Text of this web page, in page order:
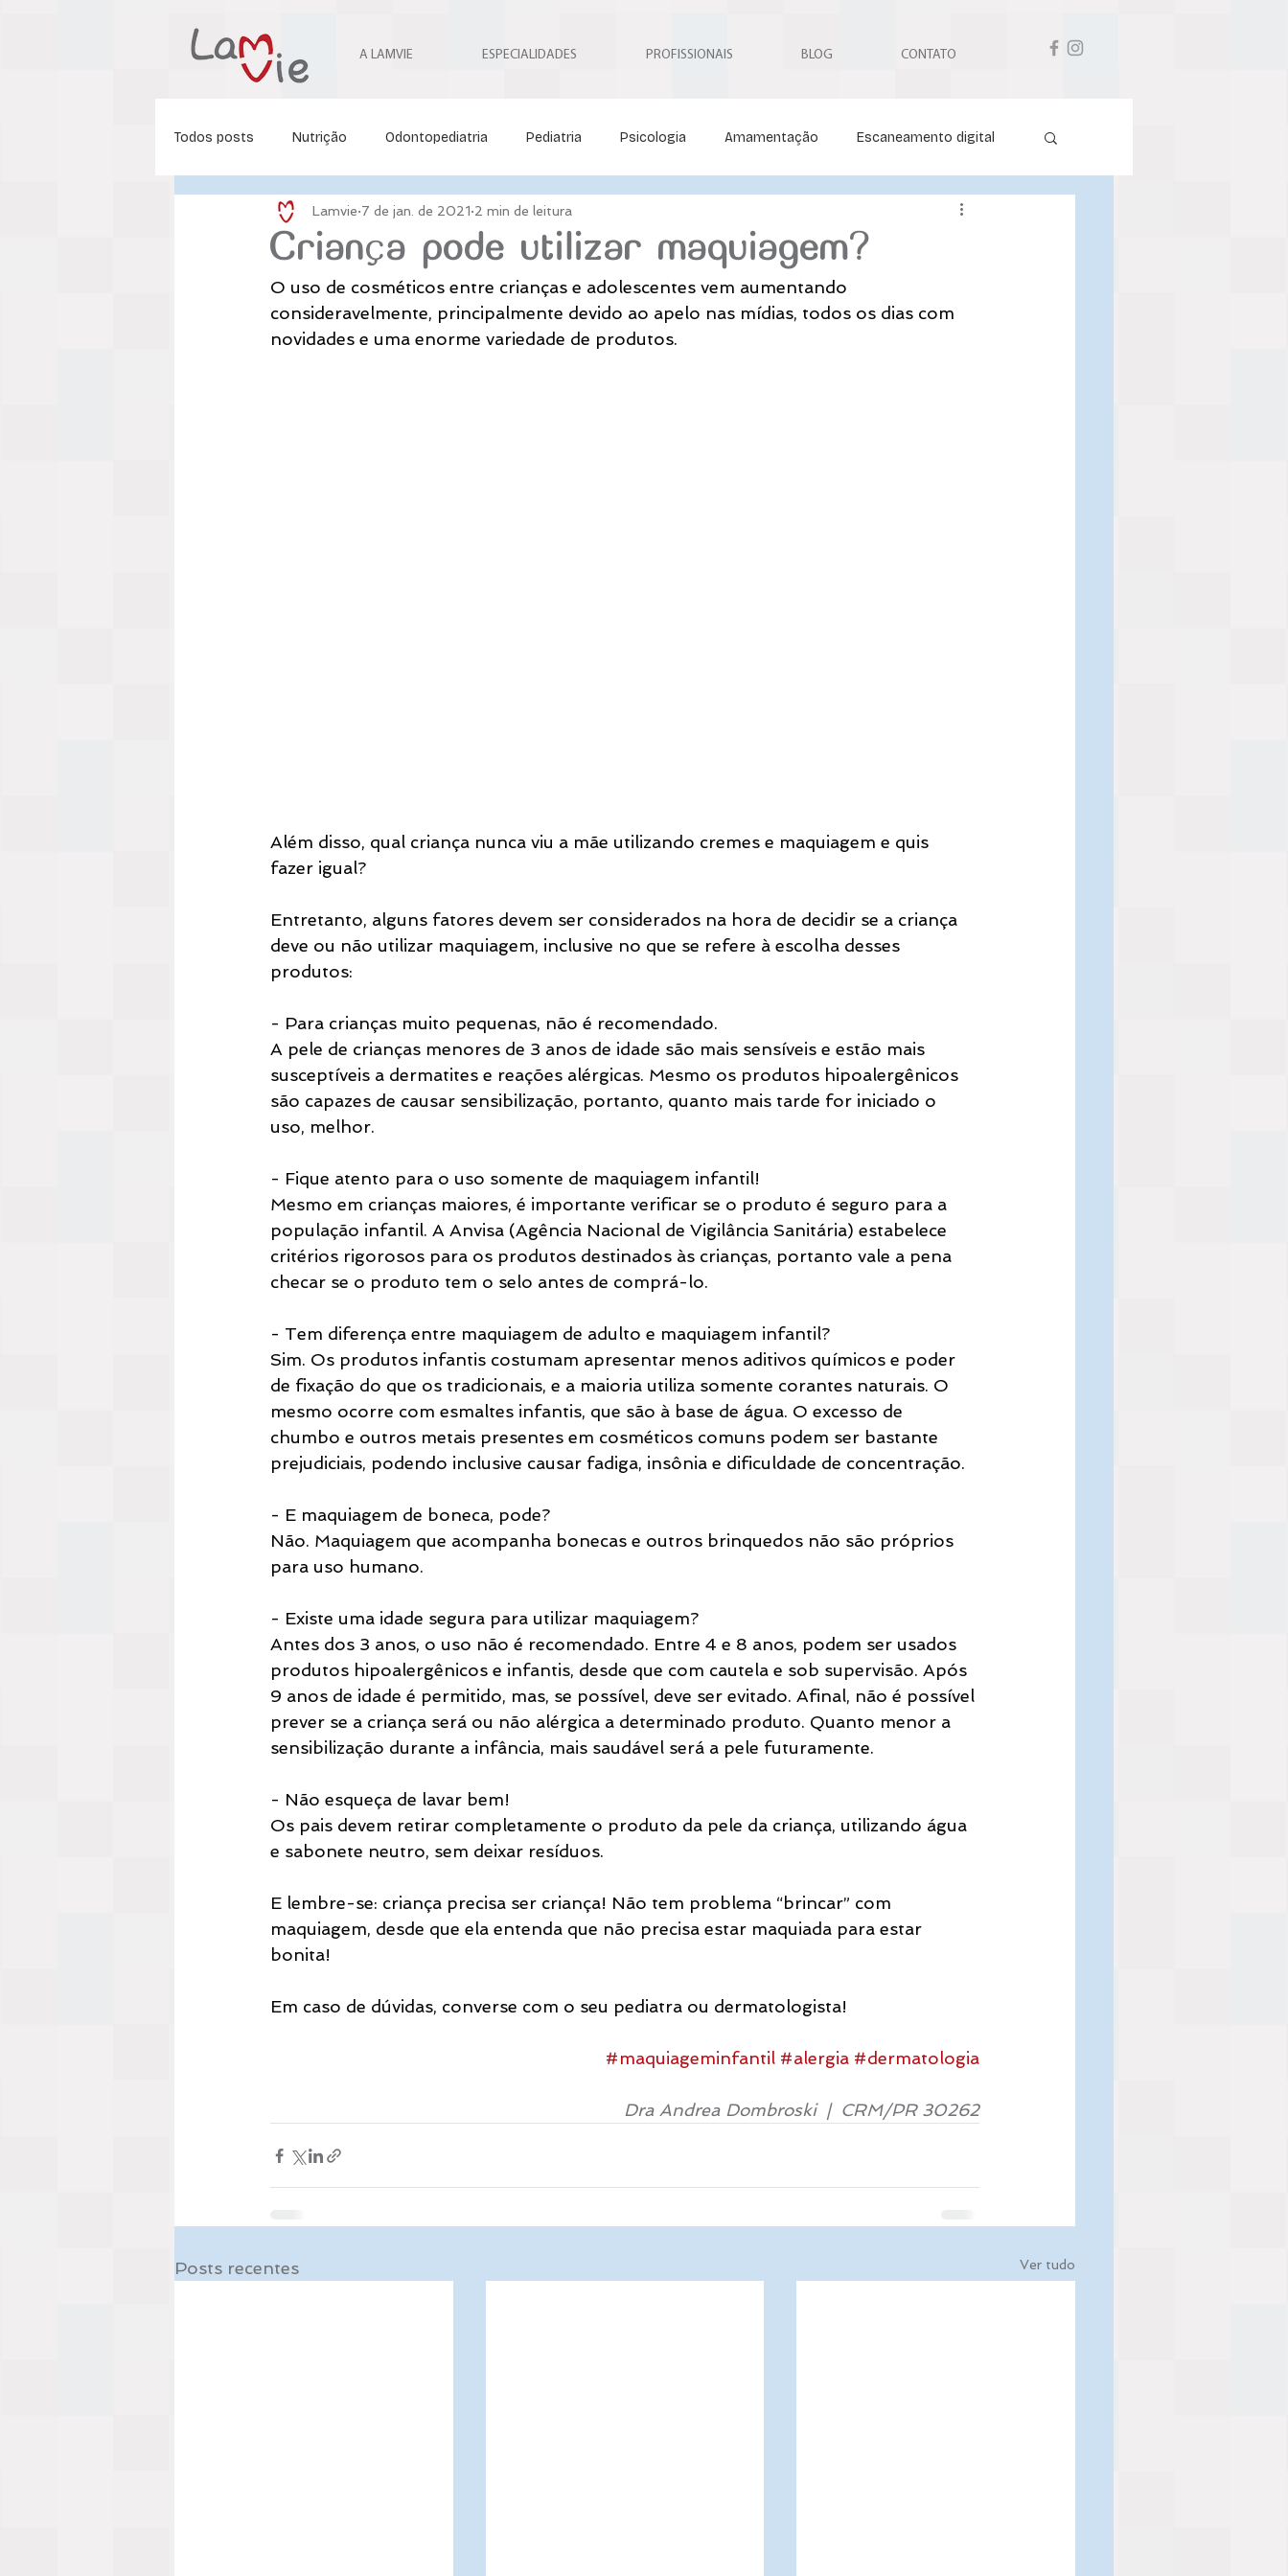
A LAMVIE ESPECIALIDADES PROFISSIONAIS BLOG CONTATO
Todos posts Nutrição Odontopediatria Pediatria Psicologia Amamentação Escaneamento digital
Ortodontia Fonoaudiologia Neuropediatria
Fisioterapia Pediátrica
Criança pode utilizar maquiagem?
Lamvie 7 de jan. de 2021 2 min de leitura
O uso de cosméticos entre crianças e adolescentes vem aumentando
consideravelmente, principalmente devido ao apelo nas mídias, todos os dias com
novidades e uma enorme variedade de produtos.
Além disso, qual criança nunca viu a mãe utilizando cremes e maquiagem e quis
fazer igual?
Entretanto, alguns fatores devem ser considerados na hora de decidir se a criança
deve ou não utilizar maquiagem, inclusive no que se refere à escolha desses
produtos:
- Para crianças muito pequenas, não é recomendado.
A pele de crianças menores de 3 anos de idade são mais sensíveis e estão mais
susceptíveis a dermatites e reações alérgicas. Mesmo os produtos hipoalergênicos
são capazes de causar sensibilização, portanto, quanto mais tarde for iniciado o
uso, melhor.
- Fique atento para o uso somente de maquiagem infantil!
Mesmo em crianças maiores, é importante verificar se o produto é seguro para a
população infantil. A Anvisa (Agência Nacional de Vigilância Sanitária) estabelece
critérios rigorosos para os produtos destinados às crianças, portanto vale a pena
checar se o produto tem o selo antes de comprá-lo.
- Tem diferença entre maquiagem de adulto e maquiagem infantil?
Sim. Os produtos infantis costumam apresentar menos aditivos químicos e poder
de fixação do que os tradicionais, e a maioria utiliza somente corantes naturais. O
mesmo ocorre com esmaltes infantis, que são à base de água. O excesso de
chumbo e outros metais presentes em cosméticos comuns podem ser bastante
prejudiciais, podendo inclusive causar fadiga, insônia e dificuldade de concentração.
- E maquiagem de boneca, pode?
Não. Maquiagem que acompanha bonecas e outros brinquedos não são próprios
para uso humano.
- Existe uma idade segura para utilizar maquiagem?
Antes dos 3 anos, o uso não é recomendado. Entre 4 e 8 anos, podem ser usados
produtos hipoalergênicos e infantis, desde que com cautela e sob supervisão. Após
9 anos de idade é permitido, mas, se possível, deve ser evitado. Afinal, não é possível
prever se a criança será ou não alérgica a determinado produto. Quanto menor a
sensibilização durante a infância, mais saudável será a pele futuramente.
- Não esqueça de lavar bem!
Os pais devem retirar completamente o produto da pele da criança, utilizando água
e sabonete neutro, sem deixar resíduos.
E lembre-se: criança precisa ser criança! Não tem problema “brincar” com
maquiagem, desde que ela entenda que não precisa estar maquiada para estar
bonita!
Em caso de dúvidas, converse com o seu pediatra ou dermatologista!
#maquiageminfantil #alergia #dermatologia
Dra Andrea Dombroski  |  CRM/PR 30262
Posts recentes Ver tudo